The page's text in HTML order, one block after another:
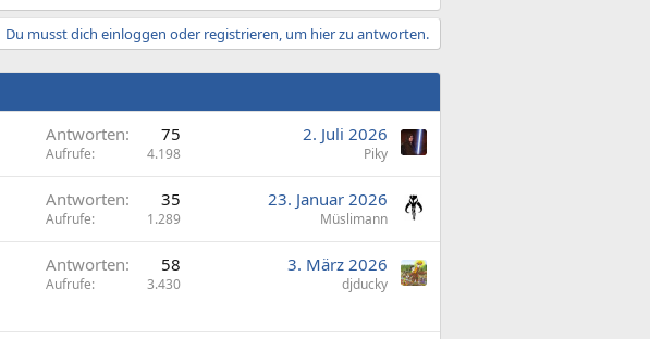
Du musst dich einloggen oder registrieren, um hier zu antworten.
Antworten 75
Aufrufe 4.198
2. Juli 2026
Piky
Antworten 35
Aufrufe 1.289
23. Januar 2026
Müslimann
Antworten 58
Aufrufe 3.430
3. März 2026
djducky